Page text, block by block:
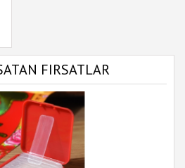
FIRSATLAR